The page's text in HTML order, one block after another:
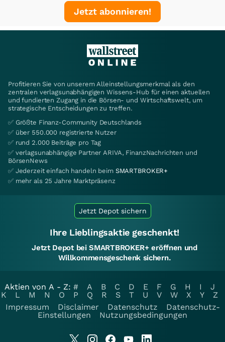
Jetzt abonnieren!
Profitieren Sie von unserem Alleinstellungsmerkmal als den
zentralen verlagsunabhängigen Wissens-Hub für einen aktuellen
und fundierten Zugang in die Börsen- und Wirtschaftswelt, um
strategische Entscheidungen zu treffen.
✅ Größte Finanz-Community Deutschlands
✅ über 550.000 registrierte Nutzer
✅ rund 2.000 Beiträge pro Tag
✅ verlagsunabhängige Partner ARIVA, FinanzNachrichten und
BörsenNews
✅ Jederzeit einfach handeln beim SMARTBROKER+
✅ mehr als 25 Jahre Marktpräsenz
Jetzt Depot sichern
Ihre Lieblingsaktie geschenkt!
Jetzt Depot bei SMARTBROKER+ eröffnen und
Willkommensgeschenk sichern.
Aktien von A - Z: # A B C D E F G H I
J
K
L M N O P Q R S T U V W X Y
Z
Impressum
Disclaimer Datenschutz
Datenschutz-
Einstellungen
Nutzungsbedingungen